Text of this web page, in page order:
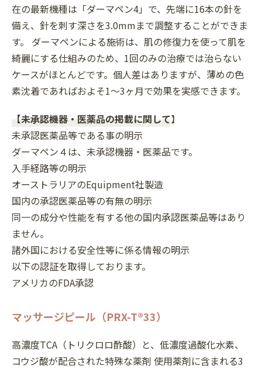
在の最新機種は「ダーマペン4」で、先端に16本の針を
備え、針を刺す深さを3.0mmまで調整することができま
す。 ダーマペンによる施術は、肌の修復力を使って肌を
綺麗にする仕組みのため、1回のみの治療では治らない
ケースがほとんどです。個人差はありますが、薄めの色
素沈着であればおよそ1～3ヶ月で効果を実感できます。
【未承認機器・医薬品の掲載に関して】
未承認医薬品等である事の明示
ダーマペン４は、未承認機器・医薬品です。
入手経路等の明示
オーストラリアのEquipment社製造
国内の承認医薬品等の有無の明示
同一の成分や性能を有する他の国内承認医薬品等はあり
ません。
諸外国における安全性等に係る情報の明示
以下の認証を取得しております。
アメリカのFDA承認
マッサージピール（PRX-T®33）
高濃度TCA（トリクロロ酢酸）と、低濃度過酸化水素、
コウジ酸が配合された特殊な薬剤 使用薬剤に含まれる3